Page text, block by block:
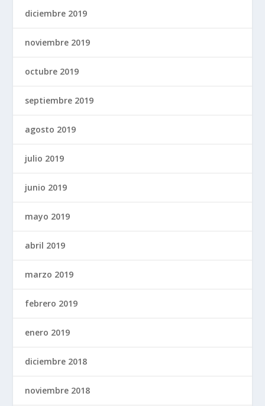
diciembre 2019
noviembre 2019
octubre 2019
septiembre 2019
agosto 2019
julio 2019
junio 2019
mayo 2019
abril 2019
marzo 2019
febrero 2019
enero 2019
diciembre 2018
noviembre 2018